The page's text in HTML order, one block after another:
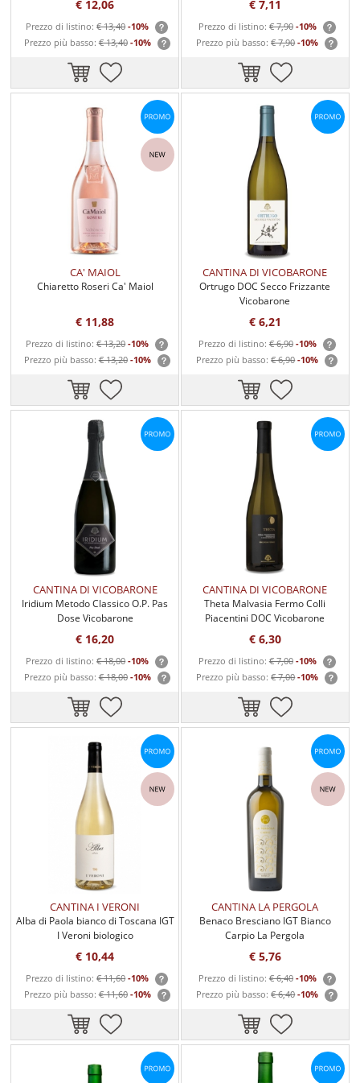
€ 12,06
Prezzo di listino:€ 13,40 -10%
Prezzo più basso:€ 13,40 -10%
€ 7,11
Prezzo di listino:€ 7,90 -10%
Prezzo più basso:€ 7,90 -10%
CA' MAIOL
Chiaretto Roseri Ca' Maiol
€ 11,88
Prezzo di listino:€ 13,20 -10%
Prezzo più basso:€ 13,20 -10%
CANTINA DI VICOBARONE
Ortrugo DOC Secco Frizzante
Vicobarone
€ 6,21
Prezzo di listino:€ 6,90 -10%
Prezzo più basso:€ 6,90 -10%
CANTINA DI VICOBARONE
Iridium Metodo Classico O.P. Pas
Dose Vicobarone
€ 16,20
Prezzo di listino:€ 18,00 -10%
Prezzo più basso:€ 18,00 -10%
CANTINA DI VICOBARONE
Theta Malvasia Fermo Colli
Piacentini DOC Vicobarone
€ 6,30
Prezzo di listino:€ 7,00 -10%
Prezzo più basso:€ 7,00 -10%
CANTINA I VERONI
Alba di Paola bianco di Toscana IGT
I Veroni biologico
€ 10,44
Prezzo di listino:€ 11,60 -10%
Prezzo più basso:€ 11,60 -10%
CANTINA LA PERGOLA
Benaco Bresciano IGT Bianco
Carpio La Pergola
€ 5,76
Prezzo di listino:€ 6,40 -10%
Prezzo più basso:€ 6,40 -10%